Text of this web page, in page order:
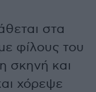
στα
φίλους του
σκηνή και
χόρεψε